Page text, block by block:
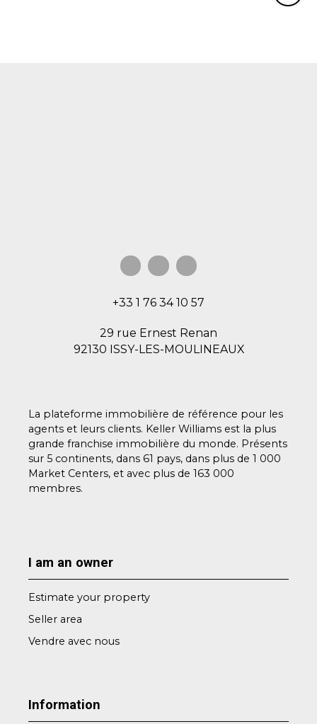
+33 1 76 34 10 57
29 rue Ernest Renan
92130 ISSY-LES-MOULINEAUX
La plateforme immobilière de référence pour les
agents et leurs clients. Keller Williams est la plus
grande franchise immobilière du monde. Présents
sur 5 continents, dans 61 pays, dans plus de 1 000
Market Centers, et avec plus de 163 000
membres.
I am an owner
Estimate your property
Seller area
Vendre avec nous
Information